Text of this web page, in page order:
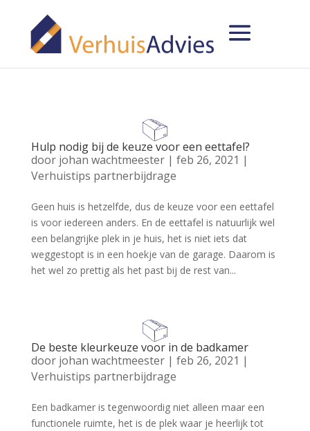
Hulp nodig bij de keuze voor een eettafel?
door johan wachtmeester| feb 26, 2021 |
Verhuistips partnerbijdrage
Geen huis is hetzelfde, dus de keuze voor een eettafel
is voor iedereen anders. En de eettafel is natuurlijk wel
een belangrijke plek in je huis, het is niet iets dat
weggestopt is in een hoekje van de garage. Daarom is
het wel zo prettig als het past bij de rest van...
De beste kleurkeuze voor in de badkamer
door johan wachtmeester| feb 26, 2021 |
Verhuistips partnerbijdrage
Een badkamer is tegenwoordig niet alleen maar een
functionele ruimte, het is de plek waar je heerlijk tot